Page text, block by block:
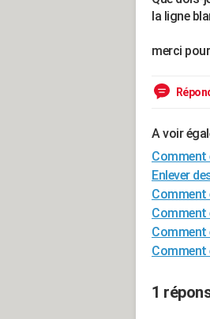
la ligne
merci
A voir
Comment
Enlever
Comment
Comment
Comment
Comment
1